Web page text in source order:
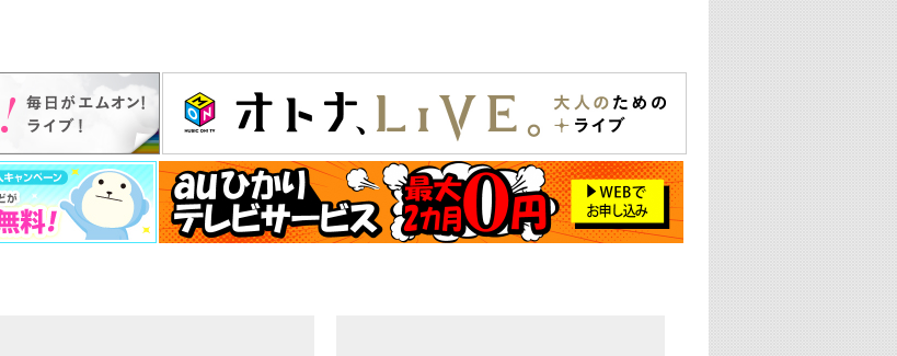
24:00
K-POP 第3世代特集
K-POP 第4世代特集
25:00
あのころヒッツ! 一挙5時間！
2021→2025年